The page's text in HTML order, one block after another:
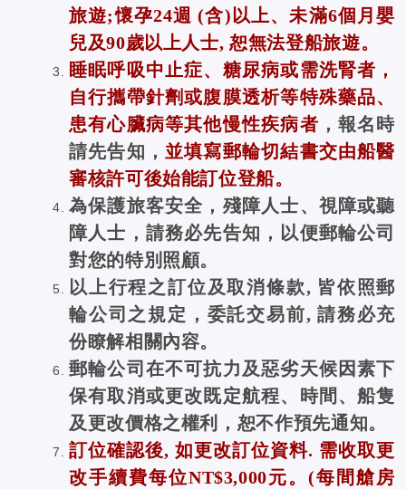
旅遊;懷孕24週 (含)以上、未滿6個月嬰
兒及90歲以上人士, 恕無法登船旅遊。
睡眠呼吸中止症、糖尿病或需洗腎者，
自行攜帶針劑或腹膜透析等特殊藥品、
患有心臟病等其他慢性疾病者 ，報名時
請先告知， 並填寫郵輪切結書交由船醫
審核許可後始能訂位登船。
為保護旅客安全，殘障人士、視障或聽
障人士，請務必先告知，以便郵輪公司
對您的特別照顧。
以上行程之訂位及取消條款, 皆依照郵
輪公司之規定，委託交易前, 請務必充
份瞭解相關內容。
郵輪公司在不可抗力及惡劣天候因素下
保有取消或更改既定航程、時間、船隻
及更改價格之權利，恕不作預先通知。
訂位確認後, 如更改訂位資料. 需收取更
改手續費每位NT$3,000元。(每間艙房